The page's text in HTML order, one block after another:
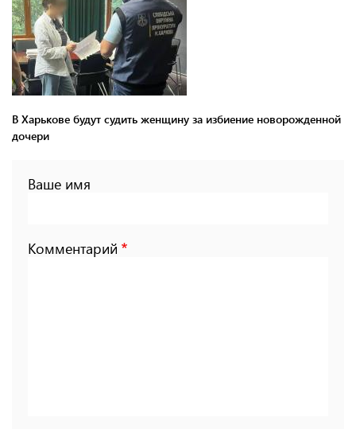
В Харькове будут судить женщину за избиение новорожденной
дочери
Ваше имя
Комментарий